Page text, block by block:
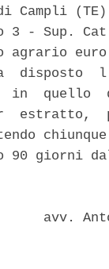
di Campli
3 - Sup.
agrario
disposto
in  quello
estratto,
90 giorni
avv.